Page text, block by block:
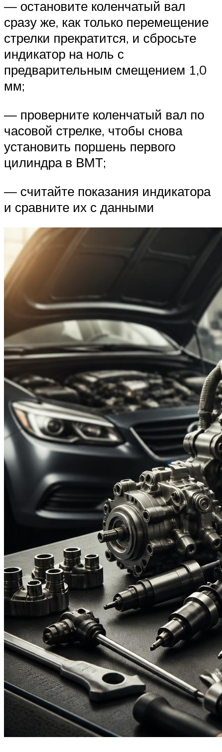
— остановите коленчатый вал
сразу же, как только перемещение
стрелки прекратится, и сбросьте
индикатор на ноль с
предварительным смещением 1,0
мм;
— проверните коленчатый вал по
часовой стрелке, чтобы снова
установить поршень первого
цилиндра в ВМТ;
— считайте показания индикатора
и сравните их с данными